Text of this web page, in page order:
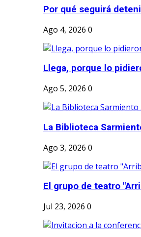
Por qué seguirá
Ago 4, 2026 0
Llega, porque lo
Ago 5, 2026 0
La Biblioteca
Ago 3, 2026 0
El grupo de teatro
Jul 23, 2026 0